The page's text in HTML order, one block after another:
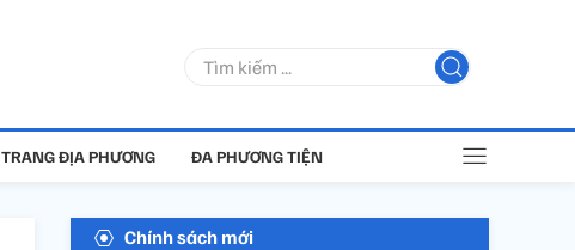
TRANG ĐỊA PHƯƠNG ĐA PHƯƠNG TIỆN
Chính sách mới